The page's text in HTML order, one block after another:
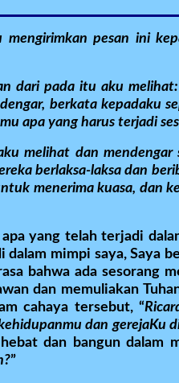
mengirimkan pesan ini
dari pada itu aku
berkata kepadaku
apa yang harus terjadi
melihat dan mendengar
berlaksa-laksa dan
menerima kuasa, dan
yang telah terjadi
dalam mimpi saya, Saya
bahwa ada sesorang
dan memuliakan
cahaya tersebut, “
dan gerejaKu
dan bangun dalam
”